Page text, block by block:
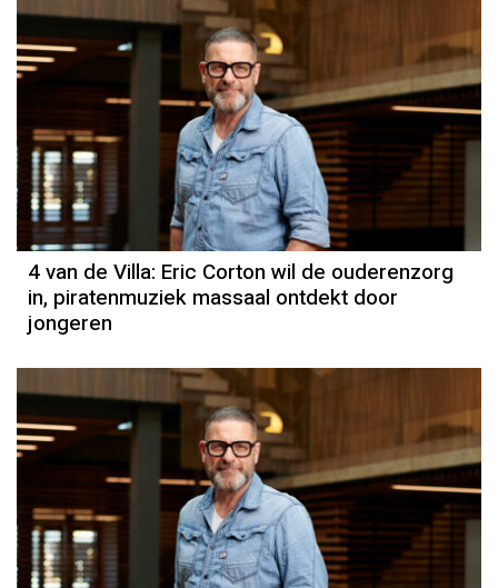
4 van de Villa: Eric Corton wil de ouderenzorg
in, piratenmuziek massaal ontdekt door
jongeren